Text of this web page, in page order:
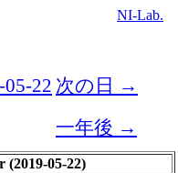
NI-Lab.
05-22 次の日 →
一年後 →
(2019-05-22)